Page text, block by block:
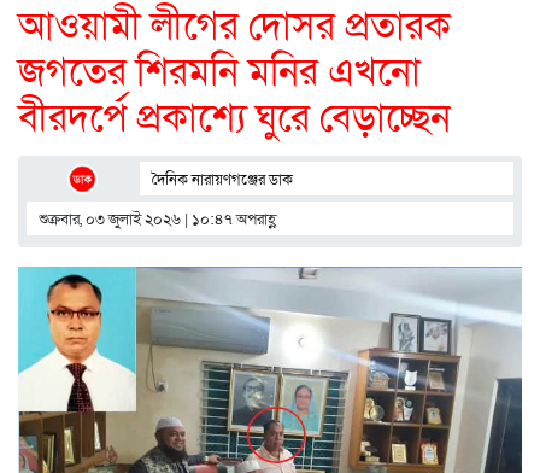
আওয়ামী লীগের দোসর প্রতারক
জগতের শিরমনি মনির এখনো
বীরদর্পে প্রকাশ্যে ঘুরে বেড়াচ্ছেন
দৈনিক নারায়ণগঞ্জের ডাক
শুক্রবার, ০৩ জুলাই ২০২৬ | ১০:৪৭ অপরাহ্ণ